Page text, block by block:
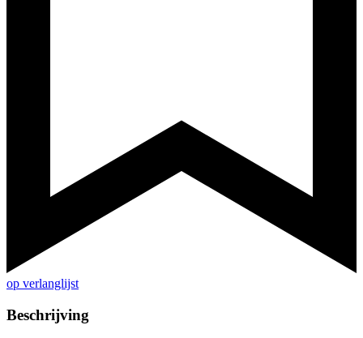
op verlanglijst
Beschrijving